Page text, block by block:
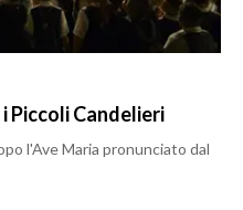
Piccoli Candelieri
l'Ave Maria pronunciato dal